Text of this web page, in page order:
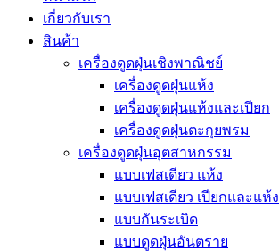
เกี่ยวกับเรา
สินค้า
เครื่องดูดฝุ่นเชิงพาณิชย์
เครื่องดูดฝุ่นแห้ง
เครื่องดูดฝุ่นแห้งและเปียก
เครื่องดูดฝุ่นตะกุยพรม
เครื่องดูดฝุ่นอุตสาหกรรม
แบบเฟสเดียว แห้ง
แบบเฟสเดียว เปียกและแห้ง
แบบกันระเบิด
แบบดูดฝุ่นอันตราย